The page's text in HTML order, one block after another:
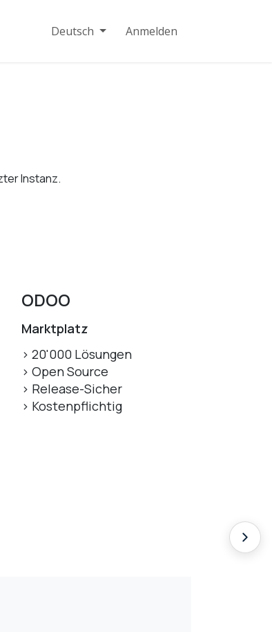
KontaktDeutsch Anmelden
Instanz.
ODOO
Marktplatz
> 20'000 Lösungen
> Open Source
> Release-Sicher
> Kostenpflichtig